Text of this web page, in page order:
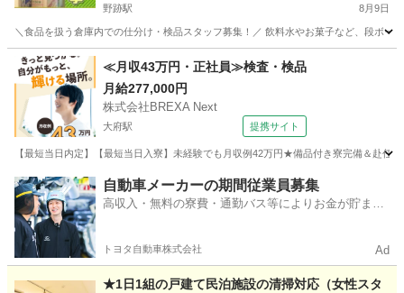
野跡駅 8月9日
＼食品を扱う倉庫内での仕分け・検品スタッフ募集！／ 飲料水やお菓子など、段ボ
愛知 名古屋市 野跡駅 仕分け スポット
≪月収43万円・正社員≫検査・検品
月給277,000円
株式会社BREXA Next
大府駅 提携サイト
【最短当日内定】【最短当日入寮】未経験でも月収例42万円★備品付き寮完備＆赴
愛知 大府市 大府駅 その他
自動車メーカーの期間従業員募集
高収入・無料の寮費・通勤バス等によりお金が貯まり
トヨタ自動車株式会社 Ad
★1日1組の戸建て民泊施設の清掃対応（女性スタ